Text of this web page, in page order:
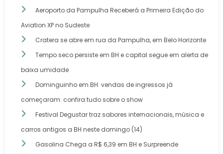
Aeroporto da Pampulha Receberá a Primeira Edição do
Aviation XP no Sudeste
Cratera se abre em rua da Pampulha, em Belo Horizonte
Tempo seco persiste em BH e capital segue em alerta de
baixa umidade
Dominguinho em BH: vendas de ingressos já
começaram: confira tudo sobre o show
Festival Degustar traz sabores internacionais, música e
carros antigos a BH neste domingo (14)
Gasolina Chega a R$ 6,39 em BH e Surpreende